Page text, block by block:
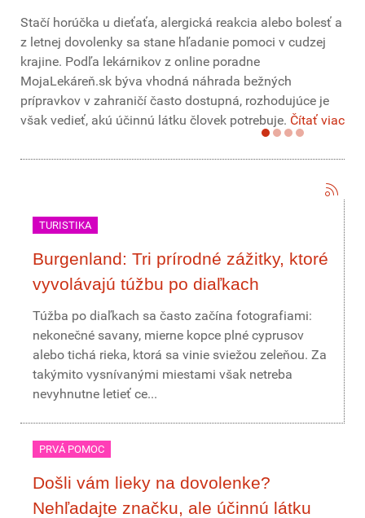
Stačí horúčka u dieťaťa, alergická reakcia alebo bolesť a
z letnej dovolenky sa stane hľadanie pomoci v cudzej
krajine. Podľa lekárnikov z online poradne
MojaLekáreň.sk býva vhodná náhrada bežných
prípravkov v zahraničí často dostupná, rozhodujúce je
však vedieť, akú účinnú látku človek potrebuje. Čítať viac
TURISTIKA
Burgenland: Tri prírodné zážitky, ktoré
vyvolávajú túžbu po diaľkach
Túžba po diaľkach sa často začína fotografiami:
nekonečné savany, mierne kopce plné cyprusov
alebo tichá rieka, ktorá sa vinie sviežou zeleňou. Za
takýmito vysnívanými miestami však netreba
nevyhnutne letieť ce...
PRVÁ POMOC
Došli vám lieky na dovolenke?
Nehľadajte značku, ale účinnú látku